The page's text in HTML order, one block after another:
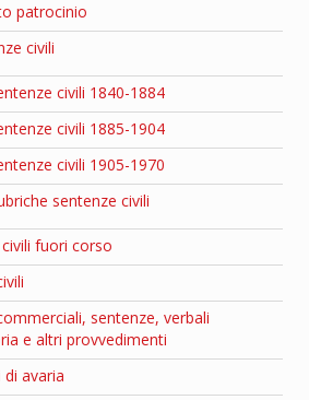
patrocinio
civili
civili 1840-1884
civili 1885-1904
civili 1905-1970
sentenze civili
fuori corso
sentenze, verbali
e altri provvedimenti
di avaria